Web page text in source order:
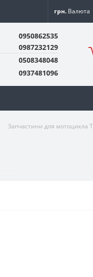
грн. Валюта
0950862535
0987232129
0508348048
0937481096
Запчастини для мотоцикла